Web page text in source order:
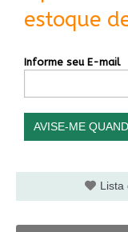
estoque
Informe seu E-mail
AVISE-ME
Lista